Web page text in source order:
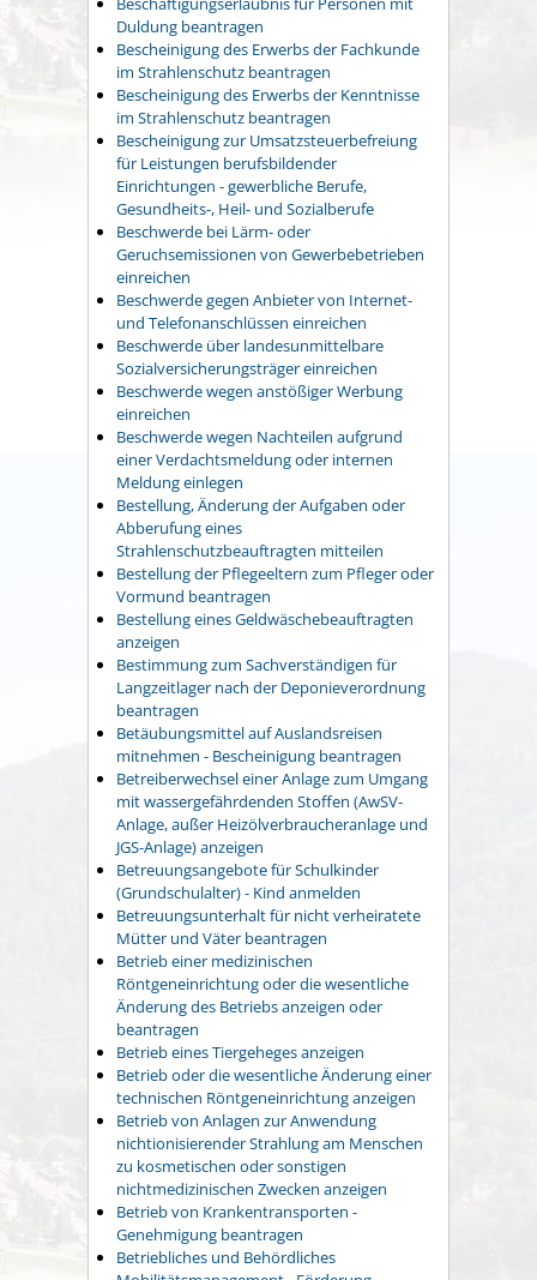
Duldung beantragen
Bescheinigung des Erwerbs der Fachkunde
im Strahlenschutz beantragen
Bescheinigung des Erwerbs der Kenntnisse
im Strahlenschutz beantragen
Bescheinigung zur Umsatzsteuerbefreiung
für Leistungen berufsbildender
Einrichtungen - gewerbliche Berufe,
Gesundheits-, Heil- und Sozialberufe
Beschwerde bei Lärm- oder
Geruchsemissionen von Gewerbebetrieben
einreichen
Beschwerde gegen Anbieter von Internet-
und Telefonanschlüssen einreichen
Beschwerde über landesunmittelbare
Sozialversicherungsträger einreichen
Beschwerde wegen anstößiger Werbung
einreichen
Beschwerde wegen Nachteilen aufgrund
einer Verdachtsmeldung oder internen
Meldung einlegen
Bestellung, Änderung der Aufgaben oder
Abberufung eines
Strahlenschutzbeauftragten mitteilen
Bestellung der Pflegeeltern zum Pfleger oder
Vormund beantragen
Bestellung eines Geldwäschebeauftragten
anzeigen
Bestimmung zum Sachverständigen für
Langzeitlager nach der Deponieverordnung
beantragen
Betäubungsmittel auf Auslandsreisen
mitnehmen - Bescheinigung beantragen
Betreiberwechsel einer Anlage zum Umgang
mit wassergefährdenden Stoffen (AwSV-
Anlage, außer Heizölverbraucheranlage und
JGS-Anlage) anzeigen
Betreuungsangebote für Schulkinder
(Grundschulalter) - Kind anmelden
Betreuungsunterhalt für nicht verheiratete
Mütter und Väter beantragen
Betrieb einer medizinischen
Röntgeneinrichtung oder die wesentliche
Änderung des Betriebs anzeigen oder
beantragen
Betrieb eines Tiergeheges anzeigen
Betrieb oder die wesentliche Änderung einer
technischen Röntgeneinrichtung anzeigen
Betrieb von Anlagen zur Anwendung
nichtionisierender Strahlung am Menschen
zu kosmetischen oder sonstigen
nichtmedizinischen Zwecken anzeigen
Betrieb von Krankentransporten -
Genehmigung beantragen
Betriebliches und Behördliches